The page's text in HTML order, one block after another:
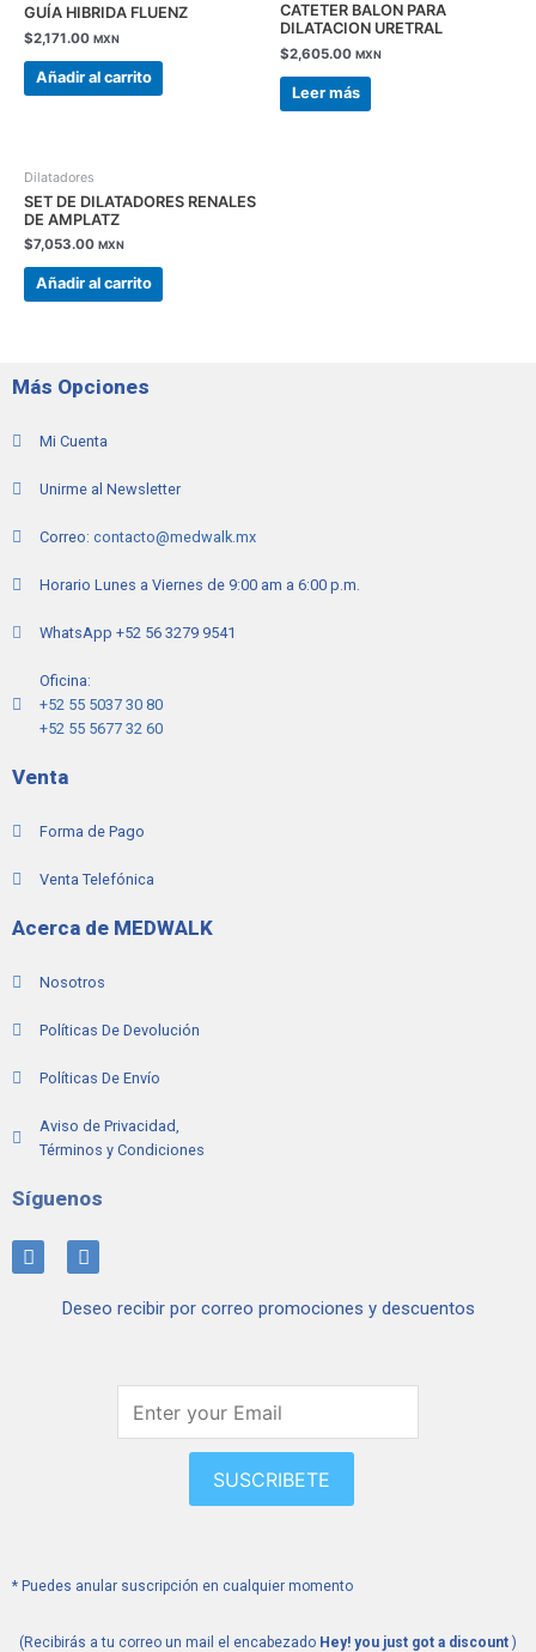
GUÍA HIBRIDA FLUENZ
$2,171.00 MXN
Añadir al carrito
CATETER BALON PARA
DILATACION URETRAL
$2,605.00 MXN
Leer más
Dilatadores
SET DE DILATADORES RENALES
DE AMPLATZ
$7,053.00 MXN
Añadir al carrito
Más Opciones
Mi Cuenta
Unirme al Newsletter
Correo: contacto@medwalk.mx
Horario Lunes a Viernes de 9:00 am a 6:00 p.m.
WhatsApp +52 56 3279 9541
Oficina:
+52 55 5037 30 80
+52 55 5677 32 60
Venta
Forma de Pago
Venta Telefónica
Acerca de MEDWALK
Nosotros
Políticas De Devolución
Políticas De Envío
Aviso de Privacidad,
Términos y Condiciones
Síguenos
I
n
F
a
e
Deseo recibir por correo promociones y descuentos
SUSCRIBETE
* Puedes anular suscripción en cualquier momento
(Recibirás a tu correo un mail el encabezado Hey! you just got a discount )